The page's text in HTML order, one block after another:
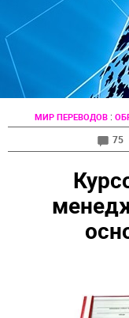
МИР ПЕРЕВОДОВ:
75